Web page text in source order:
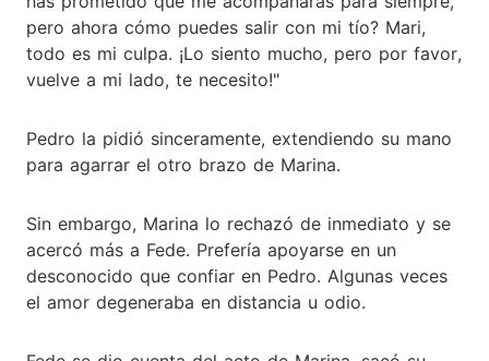
pero ahora cómo puedes salir con mi tío? Mari,
todo es mi culpa. ¡Lo siento mucho, pero por favor,
vuelve a mi lado, te necesito!"
Pedro la pidió sinceramente, extendiendo su mano
para agarrar el otro brazo de Marina.
Sin embargo, Marina lo rechazó de inmediato y se
acercó más a Fede. Prefería apoyarse en un
desconocido que confiar en Pedro. Algunas veces
el amor degeneraba en distancia u odio.